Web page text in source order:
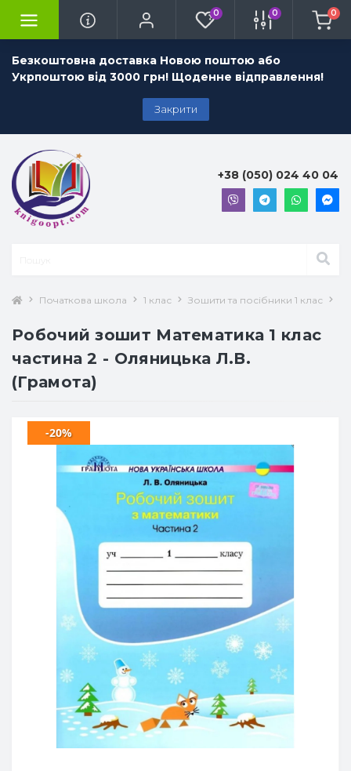
Безкоштовна доставка Новою поштою або
Укрпоштою від 3000 грн! Щоденне відправлення!
Закрити
0 0 0
+38 (050) 024 40 04
Початкова школа 1 клас Зошити та посібники 1 клас
Робочий зошит Математика 1 клас
частина 2 - Оляницька Л.В.
(Грамота)
-20%